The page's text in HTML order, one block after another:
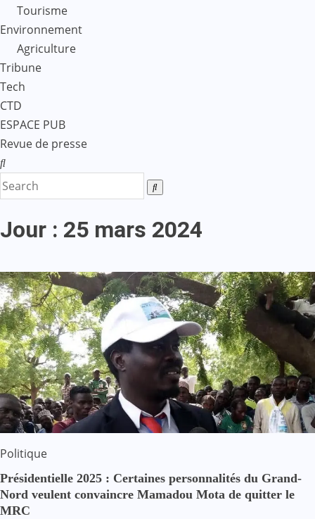
Tourisme
Environnement
Agriculture
Tribune
Tech
CTD
ESPACE PUB
Revue de presse
Jour : 25 mars 2024
Politique
Présidentielle 2025 : Certaines personnalités du Grand-
Nord veulent convaincre Mamadou Mota de quitter le
MRC